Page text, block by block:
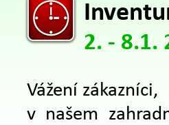
2. - 8.1.
Vážení zákazníci,
v našem